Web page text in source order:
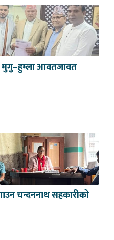
मुगु–हुम्ला आवतजावत
चन्दननाथ सहकारीको